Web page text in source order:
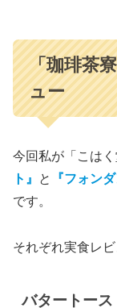
「珈琲茶
ュー
今回私が「こはく
ト』
と 『フォン
です。
それぞれ実食レ
バタートー